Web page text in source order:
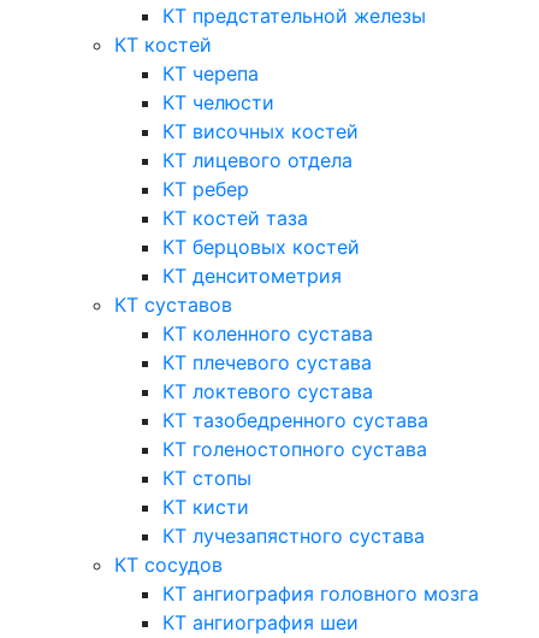
КТ предстательной железы
КТ костей
КТ черепа
КТ челюсти
КТ височных костей
КТ лицевого отдела
КТ ребер
КТ костей таза
КТ берцовых костей
КТ денситометрия
КТ суставов
КТ коленного сустава
КТ плечевого сустава
КТ локтевого сустава
КТ тазобедренного сустава
КТ голеностопного сустава
КТ стопы
КТ кисти
КТ лучезапястного сустава
КТ сосудов
КТ ангиография головного мозга
КТ ангиография шеи